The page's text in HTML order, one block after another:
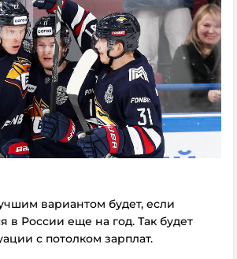
вариантом будет, если
в России еще на год. Так будет
с потолком зарплат.